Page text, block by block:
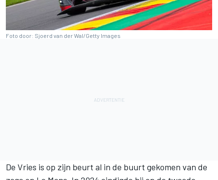
Foto door: Sjoerd van der Wal/Getty Images
De Vries is op zijn beurt al in de buurt gekomen van de